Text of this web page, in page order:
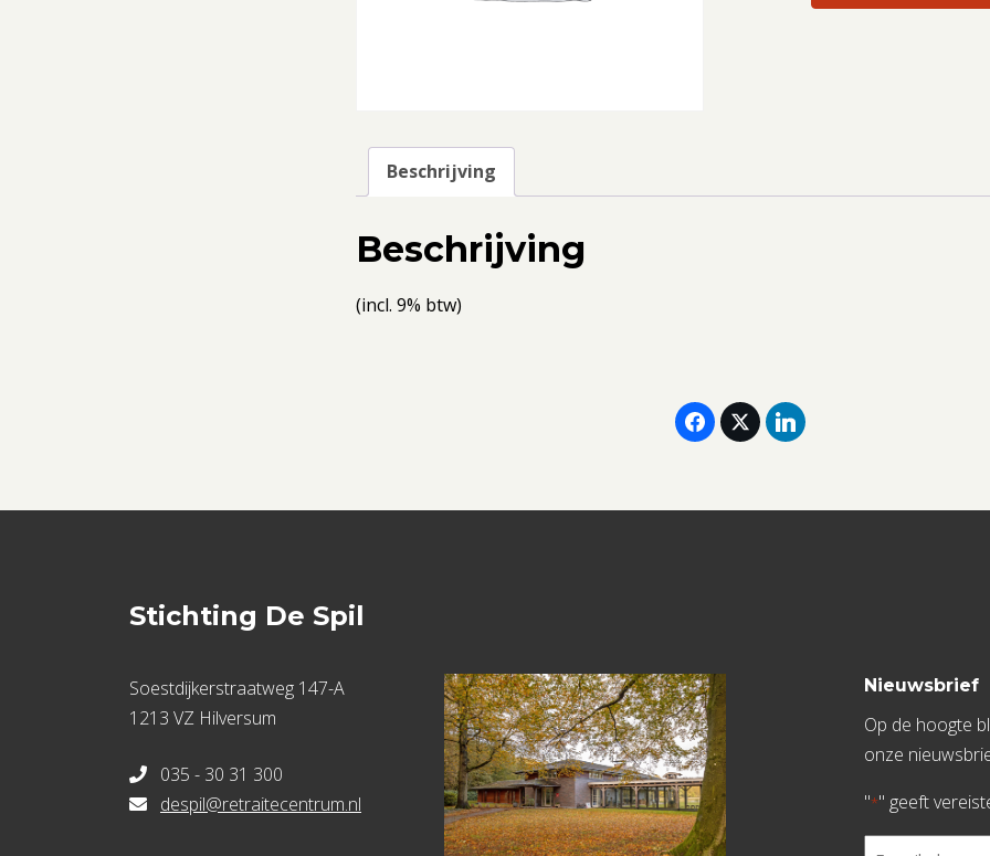
Beschrijving
Beschrijving
(incl. 9% btw)
Stichting De Spil
Soestdijkerstraatweg 147-A
1213 VZ Hilversum
035 - 30 31 300
despil@retraitecentrum.nl
Nieuwsbrief
Op de hoogte
onze
"*" geeft